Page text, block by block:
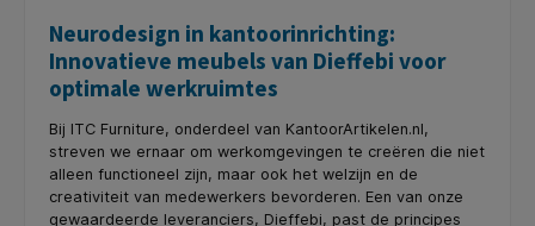
Neurodesign in kantoorinrichting:
Innovatieve meubels van Dieffebi voor
optimale werkruimtes
Bij ITC Furniture, onderdeel van KantoorArtikelen.nl,
streven we ernaar om werkomgevingen te creëren die niet
alleen functioneel zijn, maar ook het welzijn en de
creativiteit van medewerkers bevorderen. Een van onze
gewaardeerde leveranciers, Dieffebi, past de principes